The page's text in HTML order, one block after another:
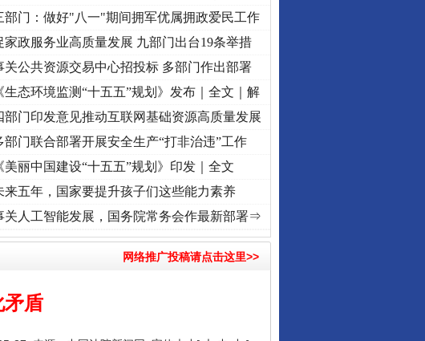
视频]牢记初心使命 奋进复兴征程丨“转折之城”激荡..·[视频]
部门：做好"八一"期间拥军优属拥政爱民工作
家政服务业高质量发展 九部门出台19条举措
关公共资源交易中心招投标 多部门作出部署
生态环境监测“十五五”规划》发布｜全文｜解
部门印发意见推动互联网基础资源高质量发展
部门联合部署开展安全生产“打非治违”工作
美丽中国建设“十五五”规划》印发｜全文
来五年，国家要提升孩子们这些能力素养
关人工智能发展，国务院常务会作最新部署⇒
网络推广投稿请点击这里>>
矛盾